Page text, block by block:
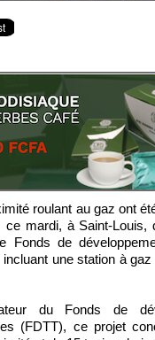
ce mardi, à Saint-Louis,
Fonds de
une station à
du Fonds de
(FDTT), ce projet